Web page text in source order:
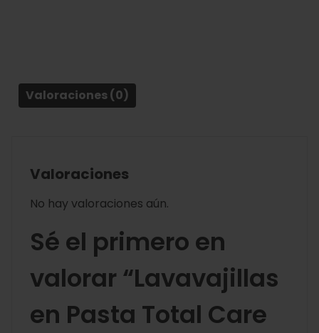
Valoraciones (0)
Valoraciones
No hay valoraciones aún.
Sé el primero en
valorar “Lavavajillas
en Pasta Total Care